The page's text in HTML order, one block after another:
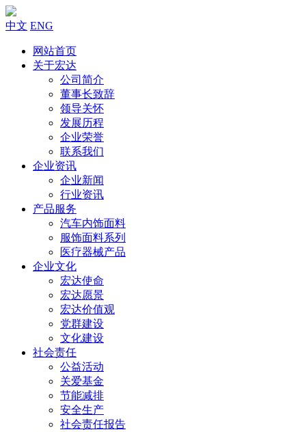
中文 ENG
网站首页
关于宏达
公司简介
董事长致辞
领导关怀
发展历程
企业荣誉
联系我们
企业资讯
企业新闻
行业资讯
产品服务
汽车内饰面料
服饰面料系列
医疗器械产品
企业文化
宏达使命
宏达愿景
宏达价值观
党群建设
文化建设
社会责任
公益活动
关爱基金
节能减排
安全生产
社会责任报告